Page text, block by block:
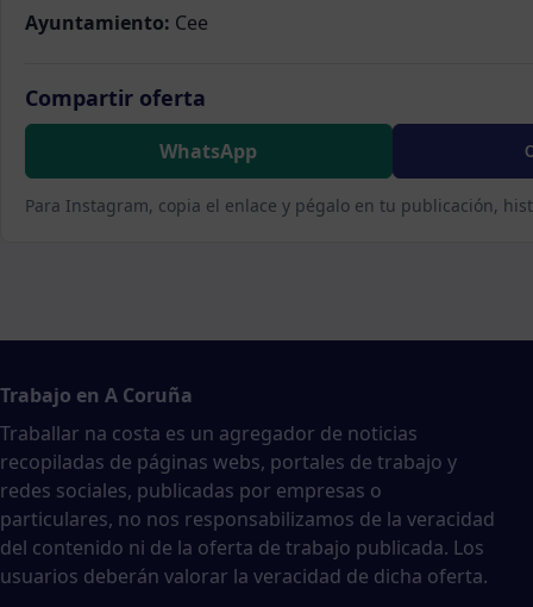
Ayuntamiento: Cee
Compartir oferta
WhatsApp
Para Instagram, copia el enlace y pégalo en tu publicación,
Trabajo en A Coruña
Traballar na costa es un agregador de noticias
recopiladas de páginas webs, portales de trabajo y
redes sociales, publicadas por empresas o
particulares, no nos responsabilizamos de la veracidad
del contenido ni de la oferta de trabajo publicada. Los
usuarios deberán valorar la veracidad de dicha oferta.